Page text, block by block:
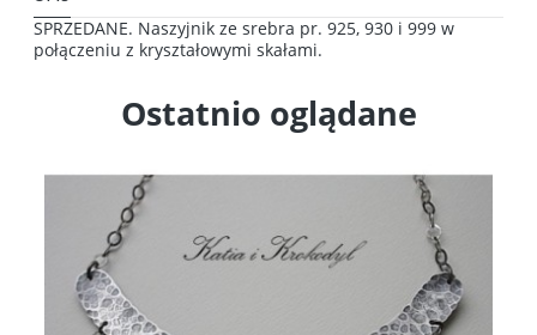
SPRZEDANE. Naszyjnik ze srebra pr. 925, 930 i 999 w
połączeniu z kryształowymi skałami.
Ostatnio oglądane